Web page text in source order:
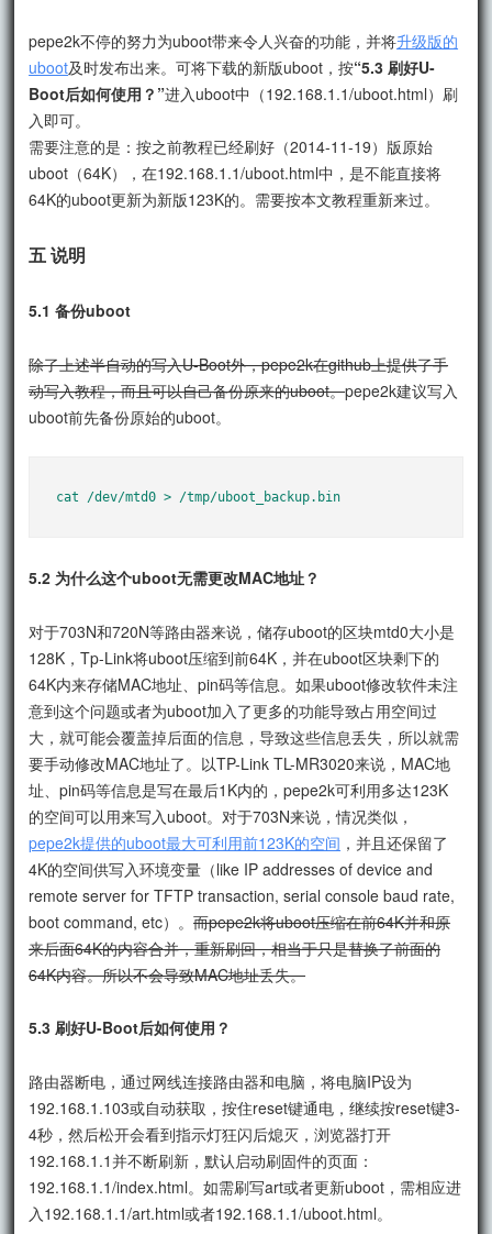
pepe2k不停的努力为uboot带来令人兴奋的功能，并将升级版的
uboot及时发布出来。可将下载的新版uboot，按“5.3 刷好U-
Boot后如何使用？”进入uboot中（192.168.1.1/uboot.html）刷
入即可。
需要注意的是：按之前教程已经刷好（2014-11-19）版原始
uboot（64K），在192.168.1.1/uboot.html中，是不能直接将
64K的uboot更新为新版123K的。需要按本文教程重新来过。
五 说明
5.1 备份uboot
除了上述半自动的写入U-Boot外，pepe2k在github上提供了手
动写入教程，而且可以自己备份原来的uboot。pepe2k建议写入
uboot前先备份原始的uboot。
cat /dev/mtd0 > /tmp/uboot_backup.bin
5.2 为什么这个uboot无需更改MAC地址？
对于703N和720N等路由器来说，储存uboot的区块mtd0大小是
128K，Tp-Link将uboot压缩到前64K，并在uboot区块剩下的
64K内来存储MAC地址、pin码等信息。如果uboot修改软件未注
意到这个问题或者为uboot加入了更多的功能导致占用空间过
大，就可能会覆盖掉后面的信息，导致这些信息丢失，所以就需
要手动修改MAC地址了。以TP-Link TL-MR3020来说，MAC地
址、pin码等信息是写在最后1K内的，pepe2k可利用多达123K
的空间可以用来写入uboot。对于703N来说，情况类似，
pepe2k提供的uboot最大可利用前123K的空间 ，并且还保留了
4K的空间供写入环境变量（like IP addresses of device and
remote server for TFTP transaction, serial console baud rate,
boot command, etc）。而pepe2k将uboot压缩在前64K并和原
来后面64K的内容合并，重新刷回，相当于只是替换了前面的
64K内容。所以不会导致MAC地址丢失。
5.3 刷好U-Boot后如何使用？
路由器断电，通过网线连接路由器和电脑，将电脑IP设为
192.168.1.103或自动获取，按住reset键通电，继续按reset键3-
4秒，然后松开会看到指示灯狂闪后熄灭，浏览器打开
192.168.1.1并不断刷新，默认启动刷固件的页面：
192.168.1.1/index.html。如需刷写art或者更新uboot，需相应进
入192.168.1.1/art.html或者192.168.1.1/uboot.html。